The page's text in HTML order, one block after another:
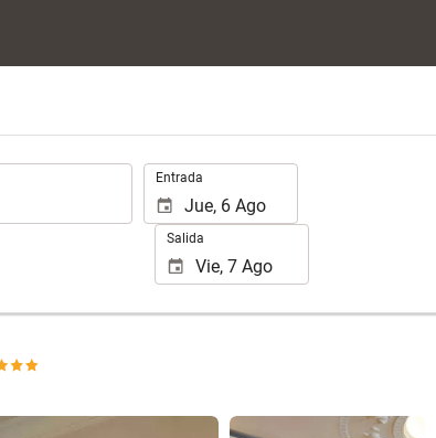
Entrada
Salida
Ver 165 fotos